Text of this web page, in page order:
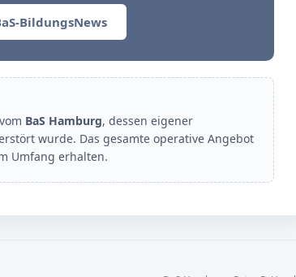
BildungsNews
BaS Hamburg, dessen eigener
wurde. Das gesamte operative Angebot
Umfang erhalten.